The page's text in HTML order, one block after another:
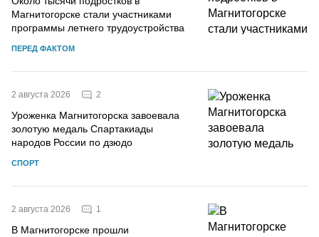
Магнитогорске стали участниками
программы летнего трудоустройства
ПЕРЕД ФАКТОМ
2 августа 2026 2
Уроженка Магнитогорска завоевала
золотую медаль Спартакиады
народов России по дзюдо
СПОРТ
2 августа 2026 1
В Магнитогорске прошли